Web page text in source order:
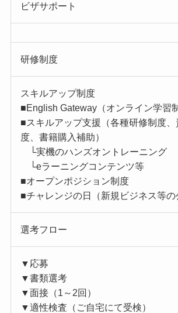
ビザサポート
研修制度
スキルアップ制度
■English Gateway（オンライン学習
■スキルアップ支援（各種研修制度、
度、書籍購入補助）
└実機のハンズオントレーニング
└eラーニングコンテンツ等
■オープンポジション制度
■チャレンジの日（新規ビジネス等の
選考フロー
▼応募
▼書類選考
▼面接（1～2回）
▼適性検査（ご自宅にて受検）